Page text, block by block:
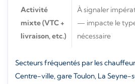
Activité
mixte (VTC +
livraison, etc.)
À signaler
— impacte le
nécessaire
Secteurs fréquentés par les
Centre-ville, gare Toulon, La Seyne-